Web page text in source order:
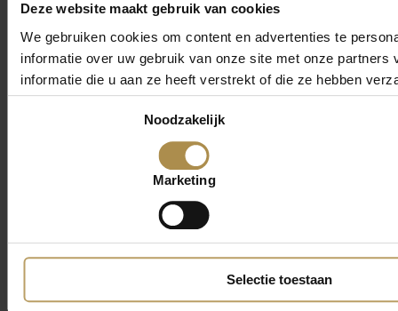
Deze website maakt gebruik van cookies
We gebruiken cookies om content en advertenties te
informatie over uw gebruik van onze site met onze
informatie die u aan ze heeft verstrekt of die ze hebben
Noodzakelijk
Marketing
Selectie toestaan